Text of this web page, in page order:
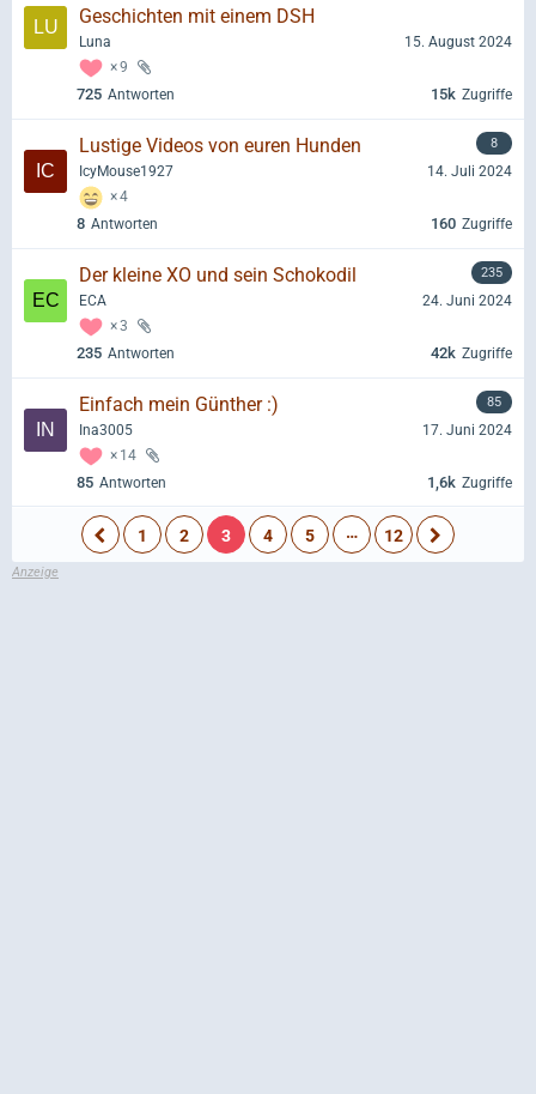
Geschichten mit einem DSH
9
Luna 15. August 2024
Antworten
725 Zugriffe
15k
Lustige Videos von euren Hunden 8
4
IcyMouse1927 14. Juli 2024
Antworten
8 Zugriffe
160
Der kleine XO und sein Schokodil 235
3
ECA 24. Juni 2024
Antworten
235 Zugriffe
42k
Einfach mein Günther :) 85
14
Ina3005 17. Juni 2024
Antworten
85 Zugriffe
1,6k
1 2 3 4 5 … 12